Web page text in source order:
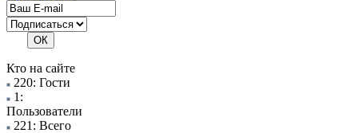
Кто на сайте
220: Гости
1:
Пользователи
221: Всего